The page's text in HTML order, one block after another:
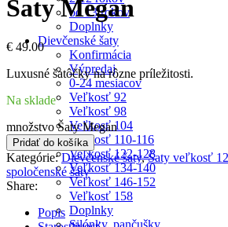
od 13 rokov
Doplnky
Dievčenské šaty
Konfirmácia
Výpredaj
0-24 mesiacov
Veľkosť 92
Veľkosť 98
Veľkosť 104
Veľkosť 110-116
Veľkosť 122-128
Veľkosť 134-140
Veľkosť 146-152
Veľkosť 158
Doplnky
Silónky, pančušky
Šaty Megan
€ 49.00
Luxusné šatôčky na rôzne príležitosti.
Na sklade
množstvo Šaty Megan
Pridať do košíka
Kategórie: Dievčenské šaty, Šaty veľkosť
spoločenské šaty
Share:
Popis